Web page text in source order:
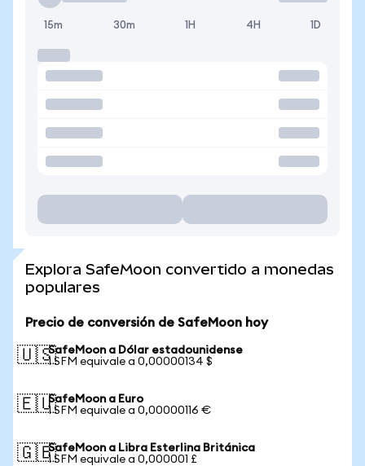
15m 30m 1H 4H 1D
Explora SafeMoon convertido a monedas
populares
Precio de conversión de SafeMoon hoy
🇺🇸SafeMoon a Dólar estadounidense
1 SFM equivale a 0,00000134 $
🇪🇺SafeMoon a Euro
1 SFM equivale a 0,00000116 €
🇬🇧SafeMoon a Libra Esterlina Británica
1 SFM equivale a 0,000001 £